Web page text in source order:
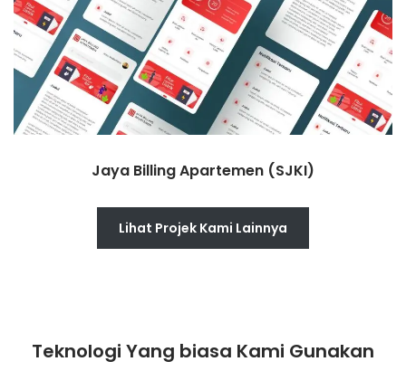
Jaya Billing Apartemen (SJKI)
Lihat Projek Kami Lainnya
Teknologi Yang biasa Kami Gunakan